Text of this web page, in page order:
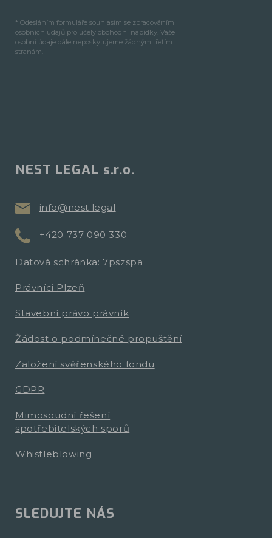
* Odesláním formuláře souhlasím se zpracováním
osobních údajů pro účely obchodní nabídky. Vaše
osobní údaje dále neposkytujeme žádným třetím
stranám.
NEST LEGAL s.r.o.
info@nest.legal
+420 737 090 330
Datová schránka: 7pszspa
Právníci Plzeň
Stavební právo právník
Žádost o podmínečné propuštění
Založení svěřenského fondu
GDPR
Mimosoudní řešení
spotřebitelských sporů
Whistleblowing
SLEDUJTE NÁS